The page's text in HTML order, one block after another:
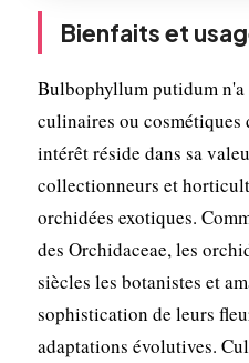
Bienfaits et
Bulbophyllum putidum n'a
culinaires ou
intérêt réside dans sa
collectionneurs et
orchidées exotiques.
des Orchidaceae, les
siècles les botanistes et
sophistication de leurs
adaptations évolutives.